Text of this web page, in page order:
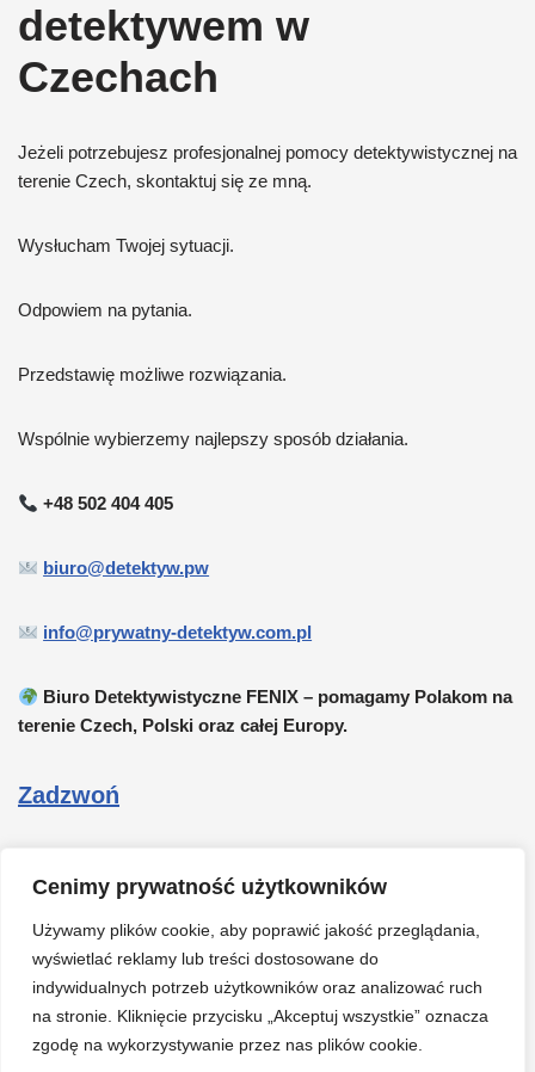
Cenimy prywatność użytkowników
Używamy plików cookie, aby poprawić jakość przeglądania,
wyświetlać reklamy lub treści dostosowane do
indywidualnych potrzeb użytkowników oraz analizować ruch
na stronie. Kliknięcie przycisku „Akceptuj wszystkie” oznacza
zgodę na wykorzystywanie przez nas plików cookie.
detektywem w
Czechach
Jeżeli potrzebujesz profesjonalnej pomocy detektywistycznej na
terenie Czech, skontaktuj się ze mną.
Wysłucham Twojej sytuacji.
Odpowiem na pytania.
Przedstawię możliwe rozwiązania.
Wspólnie wybierzemy najlepszy sposób działania.
+48 502 404 405
biuro@detektyw.pw
info@prywatny-detektyw.com.pl
Biuro Detektywistyczne FENIX – pomagamy Polakom na
terenie Czech, Polski oraz całej Europy.
Zadzwoń
O mnie
Osoby Zaginione Youtube
Facebook